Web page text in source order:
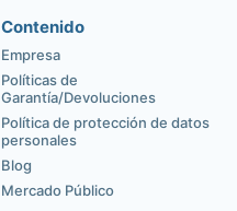
Contenido
Empresa
Políticas de
Garantía/Devoluciones
Política de protección de datos
personales
Blog
Mercado Público